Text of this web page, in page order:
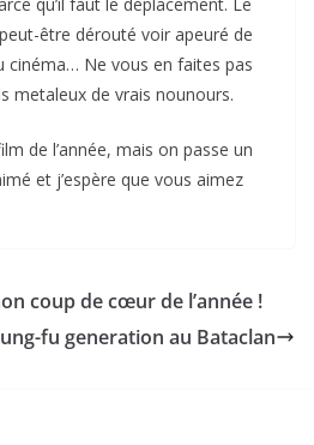
être dérouté voir apeuré de
cinéma… Ne vous en faites pas
metaleux de vrais nounours.
de l’année, mais on passe un
et j’espère que vous aimez
coup de cœur de l’année !
fu generation au Bataclan